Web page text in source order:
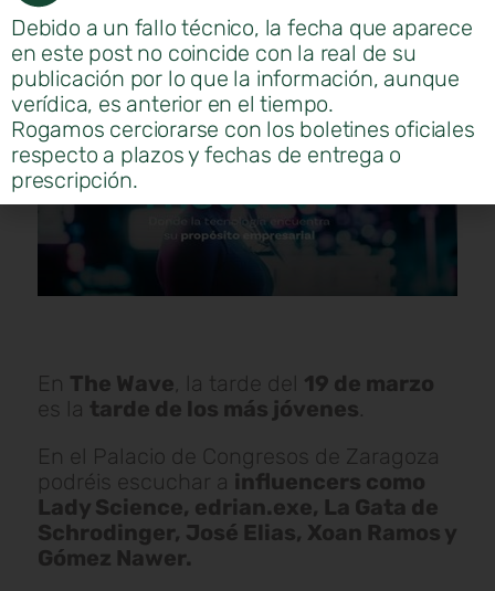
En The Wave, la tarde del 19 de marzo
es la tarde de los más jóvenes.
En el Palacio de Congresos de Zaragoza
podréis escuchar a influencers como
Lady Science, edrian.exe, La Gata de
Schrodinger, José Elias, Xoan Ramos y
Gómez Nawer.
Debido a un fallo técnico, la fecha que aparece
en este post no coincide con la real de su
publicación por lo que la información, aunque
verídica, es anterior en el tiempo.
Rogamos cerciorarse con los boletines oficiales
respecto a plazos y fechas de entrega o
prescripción.